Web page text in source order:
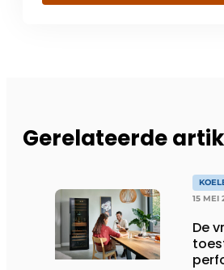
Gerelateerde
15 MEI
De